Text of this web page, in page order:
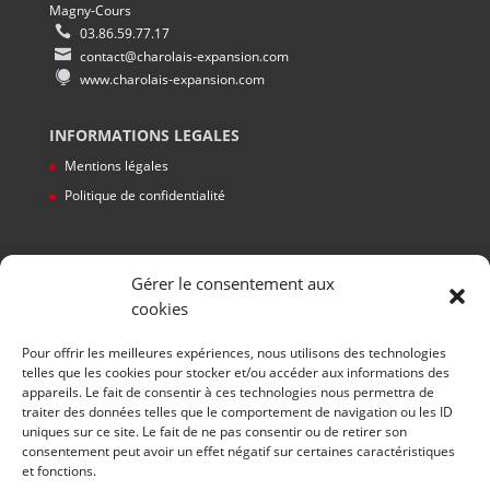
Gérer le consentement aux
cookies
Pour offrir les meilleures expériences, nous utilisons des technologies
telles que les cookies pour stocker et/ou accéder aux informations des
appareils. Le fait de consentir à ces technologies nous permettra de
traiter des données telles que le comportement de navigation ou les ID
uniques sur ce site. Le fait de ne pas consentir ou de retirer son
consentement peut avoir un effet négatif sur certaines caractéristiques
et fonctions.
Magny-Cours
03.86.59.77.17
contact@charolais-expansion.com
www.charolais-expansion.com
INFORMATIONS LEGALES
Mentions légales
Politique de confidentialité
HORAIRES
Du lundi au jeudi: